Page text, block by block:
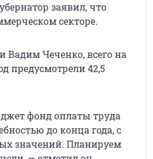
заявил, что
секторе.
Вадим Чеченко, всего на
предусмотрели 42,5
фонд оплаты труда
до конца года, с
значений. Планируем